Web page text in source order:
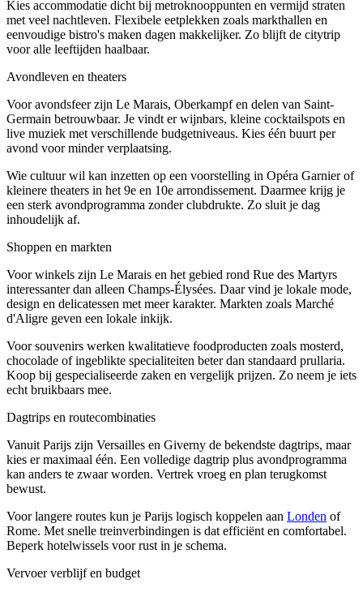
Kies accommodatie dicht bij metroknooppunten en vermijd straten
met veel nachtleven. Flexibele eetplekken zoals markthallen en
eenvoudige bistro's maken dagen makkelijker. Zo blijft de citytrip
voor alle leeftijden haalbaar.
Avondleven en theaters
Voor avondsfeer zijn Le Marais, Oberkampf en delen van Saint-
Germain betrouwbaar. Je vindt er wijnbars, kleine cocktailspots en
live muziek met verschillende budgetniveaus. Kies één buurt per
avond voor minder verplaatsing.
Wie cultuur wil kan inzetten op een voorstelling in Opéra Garnier of
kleinere theaters in het 9e en 10e arrondissement. Daarmee krijg je
een sterk avondprogramma zonder clubdrukte. Zo sluit je dag
inhoudelijk af.
Shoppen en markten
Voor winkels zijn Le Marais en het gebied rond Rue des Martyrs
interessanter dan alleen Champs-Élysées. Daar vind je lokale mode,
design en delicatessen met meer karakter. Markten zoals Marché
d'Aligre geven een lokale inkijk.
Voor souvenirs werken kwalitatieve foodproducten zoals mosterd,
chocolade of ingeblikte specialiteiten beter dan standaard prullaria.
Koop bij gespecialiseerde zaken en vergelijk prijzen. Zo neem je iets
echt bruikbaars mee.
Dagtrips en routecombinaties
Vanuit Parijs zijn Versailles en Giverny de bekendste dagtrips, maar
kies er maximaal één. Een volledige dagtrip plus avondprogramma
kan anders te zwaar worden. Vertrek vroeg en plan terugkomst
bewust.
Voor langere routes kun je Parijs logisch koppelen aan Londen of
Rome. Met snelle treinverbindingen is dat efficiënt en comfortabel.
Beperk hotelwissels voor rust in je schema.
Vervoer verblijf en budget